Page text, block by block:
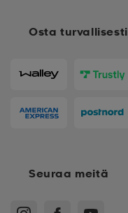
Osta turvallisesti
Seuraa meitä